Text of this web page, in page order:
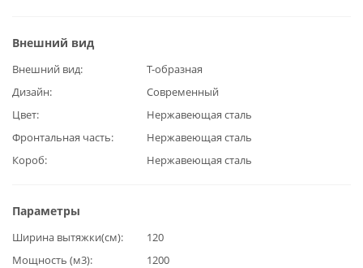
Внешний вид
Внешний вид
Т-образная
Дизайн
Современный
Цвет
Нержавеющая сталь
Фронтальная часть
Нержавеющая сталь
Короб
Нержавеющая сталь
Параметры
Ширина вытяжки(см)
120
Мощность (м3)
1200